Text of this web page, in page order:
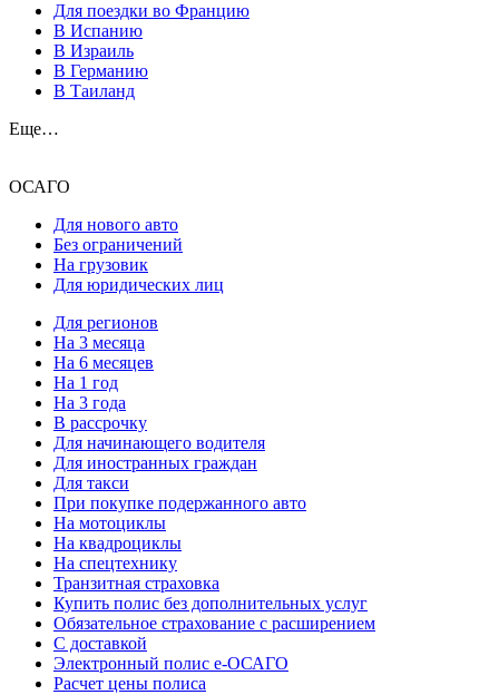
Для поездки во Францию
В Испанию
В Израиль
В Германию
В Таиланд
Еще…
ОСАГО
Для нового авто
Без ограничений
На грузовик
Для юридических лиц
Для регионов
На 3 месяца
На 6 месяцев
На 1 год
На 3 года
В рассрочку
Для начинающего водителя
Для иностранных граждан
Для такси
При покупке подержанного авто
На мотоциклы
На квадроциклы
На спецтехнику
Транзитная страховка
Купить полис без дополнительных услуг
Обязательное страхование с расширением
С доставкой
Электронный полис е-ОСАГО
Расчет цены полиса